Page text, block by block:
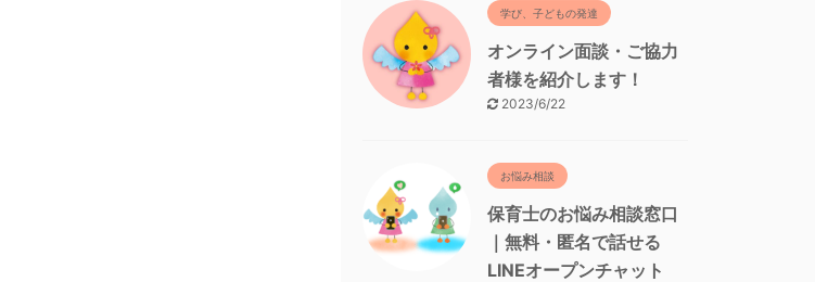
学び、子どもの発達
オンライン面談・ご協力
者様を紹介します！
2023/6/22
お悩み相談
保育士のお悩み相談窓口
｜無料・匿名で話せる
LINEオープンチャット